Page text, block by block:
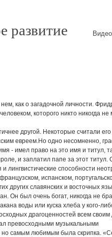
развитие Видео
как о загадочной личности.
которого никто никогда не
другой. Некоторые считали его
евреем.Но одно несомненно,
- имел право на это имя и титул,
и заплатил папе за этот титул.
лингвистические способности
испанском,
других славянских и восточных
Он был очень богат, никогда не
воды или куска хлеба у кого-
драгоценностей всем своим
превосходными музыкальными
но самым любимым была скрипка.